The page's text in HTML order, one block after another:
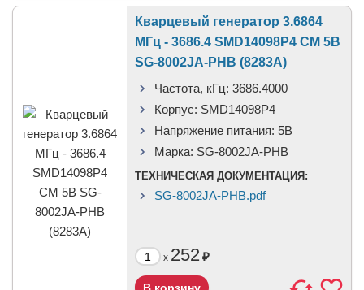
Кварцевый генератор 3.6864
МГц - 3686.4 SMD14098P4 CM 5В
SG-8002JA-PHB (8283A)
Частота, кГц: 3686.4000
Корпус: SMD14098P4
Напряжение питания: 5В
Марка: SG-8002JA-PHB
ТЕХНИЧЕСКАЯ ДОКУМЕНТАЦИЯ:
SG-8002JA-PHB.pdf
x 252₽